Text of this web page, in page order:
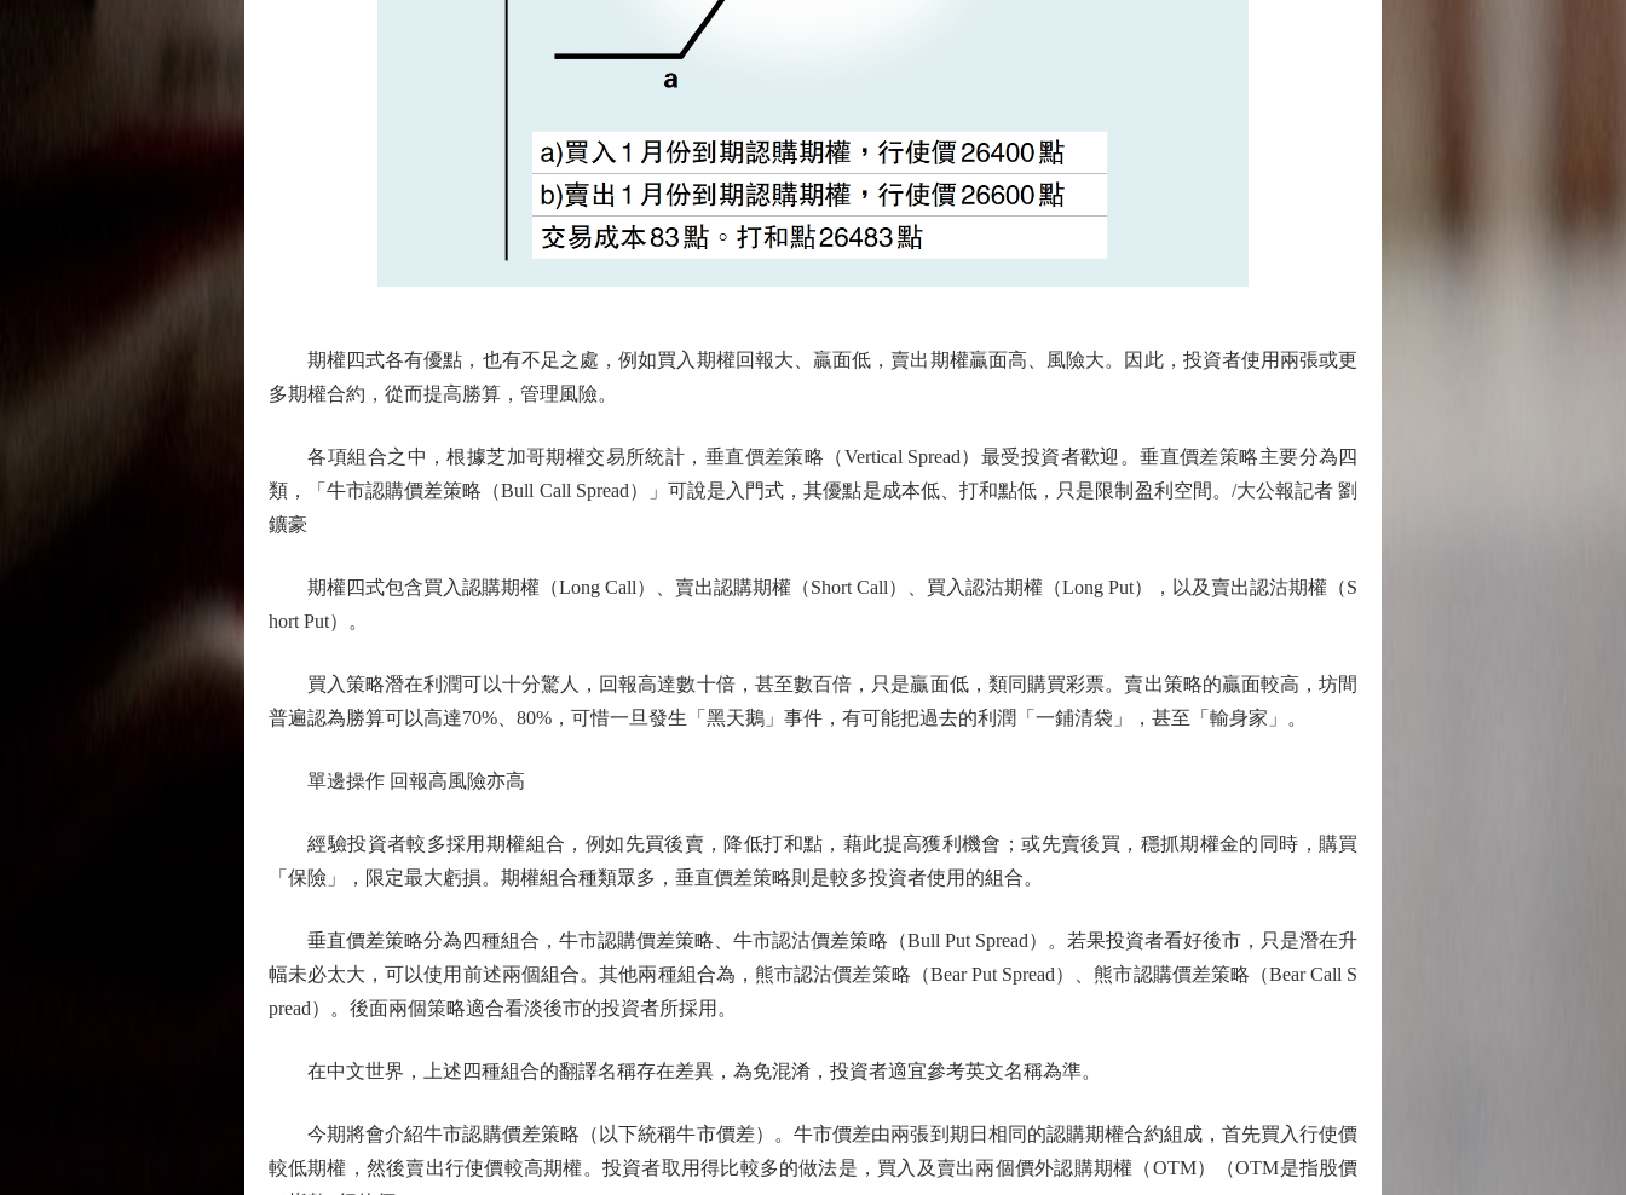
期權四式各有優點，也有不足之處，例如買入期權回報大、贏面低，賣出期權贏面高、風險大。因此，投資者使用兩張或更
多期權合約，從而提高勝算，管理風險。
各項組合之中，根據芝加哥期權交易所統計，垂直價差策略（Vertical Spread）最受投資者歡迎。垂直價差策略主要分為四
類，「牛市認購價差策略（Bull Call Spread）」可說是入門式，其優點是成本低、打和點低，只是限制盈利空間。/大公報記者 劉
鑛豪
期權四式包含買入認購期權（Long Call）、賣出認購期權（Short Call）、買入認沽期權（Long Put），以及賣出認沽期權（S
hort Put）。
買入策略潛在利潤可以十分驚人，回報高達數十倍，甚至數百倍，只是贏面低，類同購買彩票。賣出策略的贏面較高，坊間
普遍認為勝算可以高達70%、80%，可惜一旦發生「黑天鵝」事件，有可能把過去的利潤「一鋪清袋」，甚至「輸身家」。
單邊操作 回報高風險亦高
經驗投資者較多採用期權組合，例如先買後賣，降低打和點，藉此提高獲利機會；或先賣後買，穩抓期權金的同時，購買
「保險」，限定最大虧損。期權組合種類眾多，垂直價差策略則是較多投資者使用的組合。
垂直價差策略分為四種組合，牛市認購價差策略、牛市認沽價差策略（Bull Put Spread）。若果投資者看好後市，只是潛在升
幅未必太大，可以使用前述兩個組合。其他兩種組合為，熊市認沽價差策略（Bear Put Spread）、熊市認購價差策略（Bear Call S
pread）。後面兩個策略適合看淡後市的投資者所採用。
在中文世界，上述四種組合的翻譯名稱存在差異，為免混淆，投資者適宜參考英文名稱為準。
今期將會介紹牛市認購價差策略（以下統稱牛市價差）。牛市價差由兩張到期日相同的認購期權合約組成，首先買入行使價
較低期權，然後賣出行使價較高期權。投資者取用得比較多的做法是，買入及賣出兩個價外認購期權（OTM）（OTM是指股價